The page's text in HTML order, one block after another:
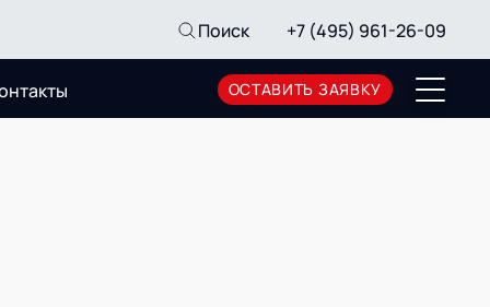
Поиск +7 (495) 961-26-09
ОСТАВИТЬ ЗАЯВКУ